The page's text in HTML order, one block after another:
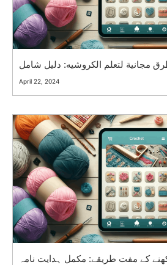
مجانية لتعلم الكروشيه: دليل شامل
April 22, 2024
کے مفت طریقے: مکمل ہدایت نامہ